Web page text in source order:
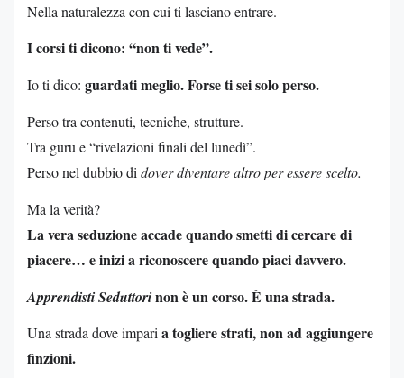
Nella naturalezza con cui ti lasciano entrare.
I corsi ti dicono: “non ti vede”.
Io ti dico: guardati meglio. Forse ti sei solo perso.
Perso tra contenuti, tecniche, strutture.
Tra guru e “rivelazioni finali del lunedì”.
Perso nel dubbio di dover diventare altro per essere scelto.
Ma la verità?
La vera seduzione accade quando smetti di cercare di
piacere… e inizi a riconoscere quando piaci davvero.
Apprendisti Seduttorinon è un corso. È una strada.
Una strada dove imparia togliere strati, non ad aggiungere
finzioni.